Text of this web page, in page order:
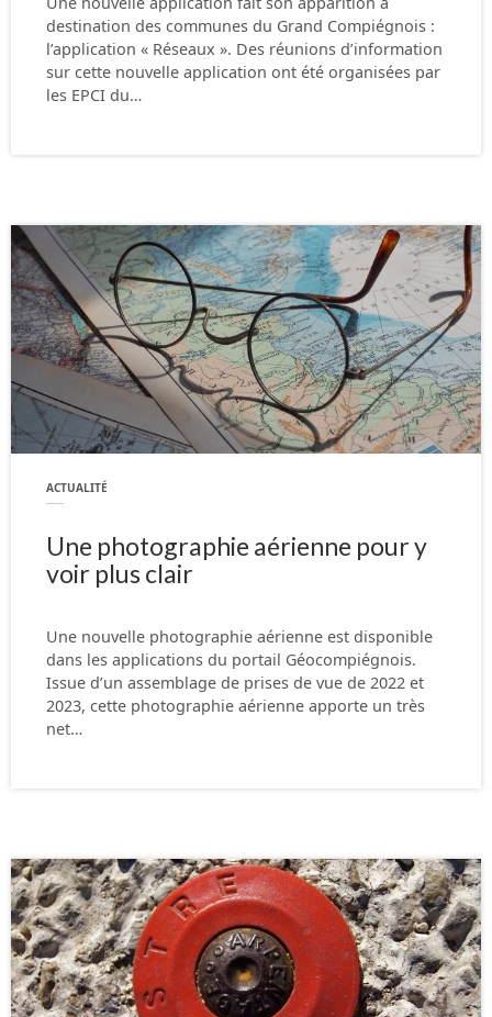
destination des communes du Grand Compiégnois :
l’application « Réseaux ». Des réunions d’information
sur cette nouvelle application ont été organisées par
les EPCI du…
ACTUALITÉ
Une photographie aérienne pour y
voir plus clair
Une nouvelle photographie aérienne est disponible
dans les applications du portail Géocompiégnois.
Issue d’un assemblage de prises de vue de 2022 et
2023, cette photographie aérienne apporte un très
net…